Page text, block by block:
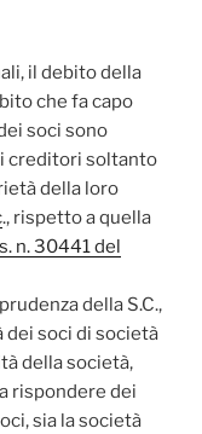
il debito della
che fa capo
soci sono
creditori soltanto
della loro
., rispetto a quella
n. 30441 del
della S.C.,
dei soci di società
della società,
rispondere dei
sia la società